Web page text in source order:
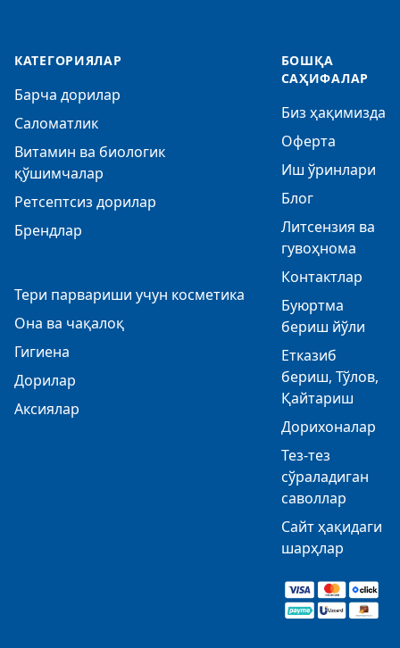
КАТЕГОРИЯЛАР
Барча дорилар
Саломатлик
Витамин ва биологик
қўшимчалар
Ретсептсиз дорилар
Брендлар
Тери парвариши учун косметика
Она ва чақалоқ
Гигиена
Дорилар
Аксиялар
БОШҚА
САҲИФАЛАР
Биз ҳақимизда
Оферта
Иш ўринлари
Блог
Литсензия ва
гувоҳнома
Контактлар
Буюртма
бериш йўли
Етказиб
бериш, Тўлов,
Қайтариш
Дорихоналар
Тез-тез
сўраладиган
саволлар
Сайт ҳақидаги
шарҳлар